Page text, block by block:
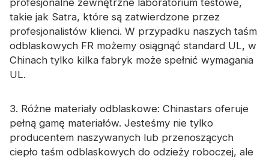
takie jak Satra, które są zatwierdzone przez
profesjonalistów klienci. W przypadku naszych taśm
odblaskowych FR możemy osiągnąć standard UL, w
Chinach tylko kilka fabryk może spełnić wymagania
UL.
3. Różne materiały odblaskowe: Chinastars oferuje
pełną gamę materiałów. Jesteśmy nie tylko
producentem naszywanych lub przenoszących
ciepło taśm odblaskowych do odzieży roboczej, ale